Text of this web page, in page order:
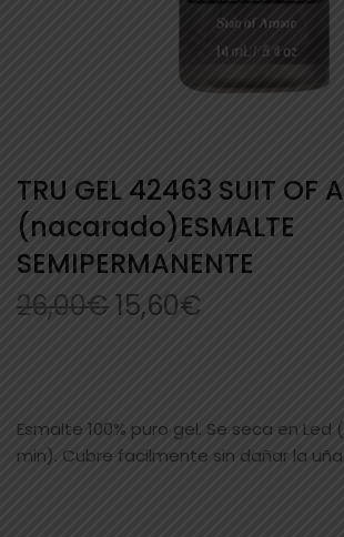
TRU GEL 42463 SUIT OF
(nacarado)ESMALTE
SEMIPERMANENTE
26,00€15,60€
Esmalte 100% puro gel. Se seca en Led
min). Cubre facilmente sin dañar la